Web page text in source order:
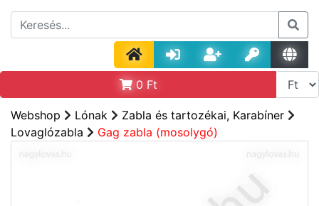
0 Ft
Webshop Lónak
Zabla és tartozékai, Karabíner
Lovaglózabla
Gag zabla (mosolygó)